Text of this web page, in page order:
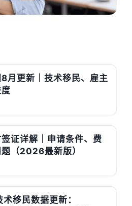
月更新｜技术移民、雇主
证详解｜申请条件、费
（2026最新版）
移民数据更新：